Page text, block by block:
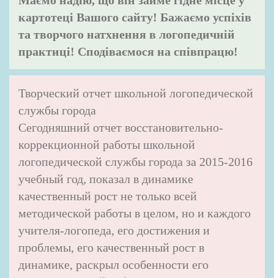
картотеці Вашого сайту! Бажаємо успіхів
та творчого натхнення в логопедичній
практиці! Сподіваємося на співпрацю!
Творческий отчет школьной логопедической
службы города
Сегодняшний отчет восстановительно-
коррекционной работы школьной
логопедической службы города за 2015-2016
учебный год, показал в динамике
качественный рост не только всей
методической работы в целом, но и каждого
учителя-логопеда, его достижения и
проблемы, его качественный рост в
динамике, раскрыл особенности его